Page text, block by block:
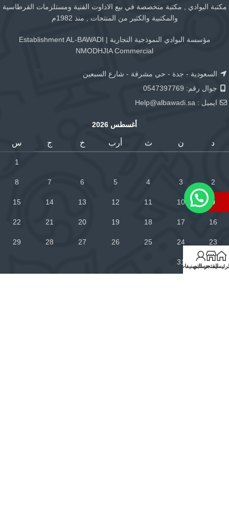
مكتبة البوادي , مكتبة متخصصة في بيع الاداوت الفنية ومستلزمات القرطاسية
والمكتبية والكثير من المنتجات , منذ 1982م
مؤسسة البوادي النموذجية التجارية | Establishment AL-BAWADI
NMODHJIA Commercial
السعودية - جدة - حي مشرفة - شارع السبعين
جوال رقم: 0547397769
ايميل : Help@albawadi.sa
أغسطس 2026
د ن ث أرب خ ج س
1
2
3
4
5
6
7
8
9
10
11
12
13
14
15
16
17
18
19
20
21
22
23
24
25
26
27
28
29
30
31
المتجرحسابيالتصنيفات